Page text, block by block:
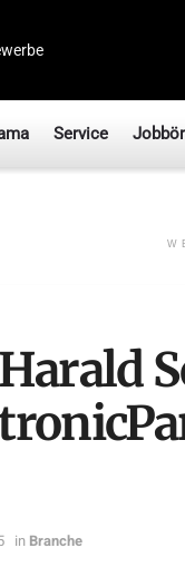
Service
in Branche